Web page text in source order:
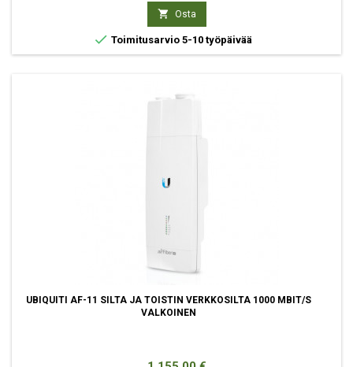
 Osta
 Toimitusarvio 5-10 työpäivää
UBIQUITI AF-11 SILTA JA TOISTIN VERKKOSILTA 1000 MBIT/S
VALKOINEN